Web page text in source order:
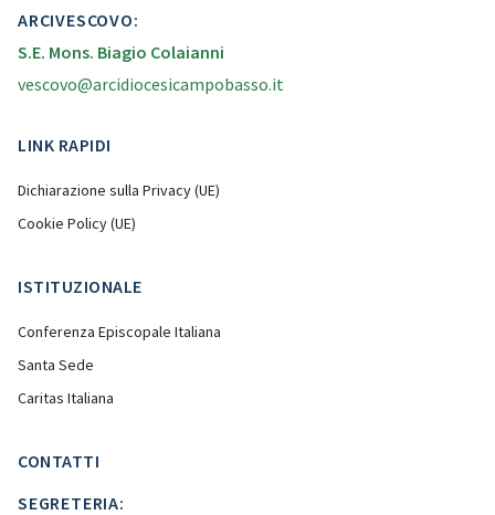
ARCIVESCOVO:
S.E. Mons. Biagio Colaianni
vescovo@arcidiocesicampobasso.it
LINK RAPIDI
Dichiarazione sulla Privacy (UE)
Cookie Policy (UE)
ISTITUZIONALE
Conferenza Episcopale Italiana
Santa Sede
Caritas Italiana
CONTATTI
SEGRETERIA: